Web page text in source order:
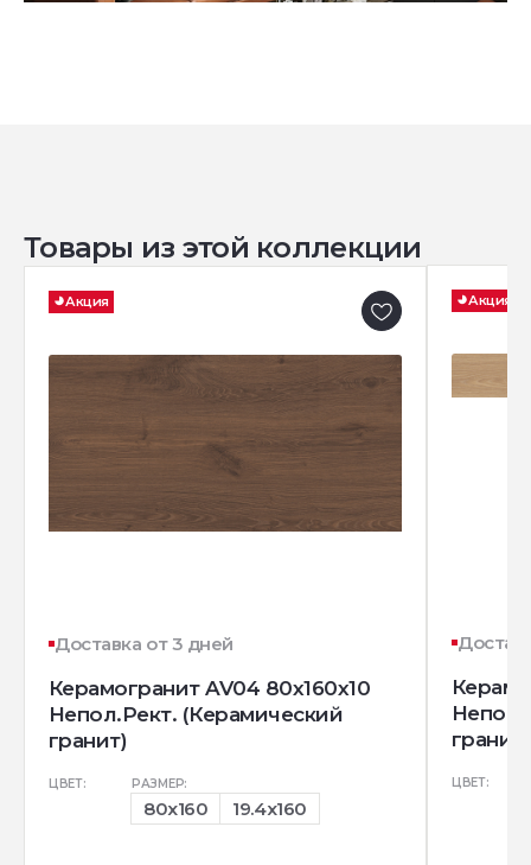
Товары из этой коллекции
Акция
Доставка от 3 дней
Керамогранит AV04 80x160x10
Непол.Рект. (Керамический
гранит)
ЦВЕТ: РАЗМЕР:
80x160 19.4x160
Акция
гранит)
ЦВЕТ: